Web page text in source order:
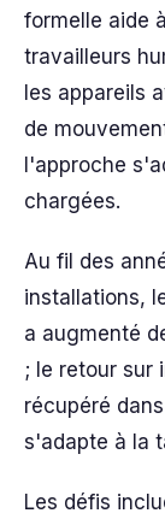
formelle aide
travailleurs
les appareils
de
l'approche
chargées.
Au fil des
installations,
a augmenté
; le retour sur
récupéré
s'adapte à la
Les défis